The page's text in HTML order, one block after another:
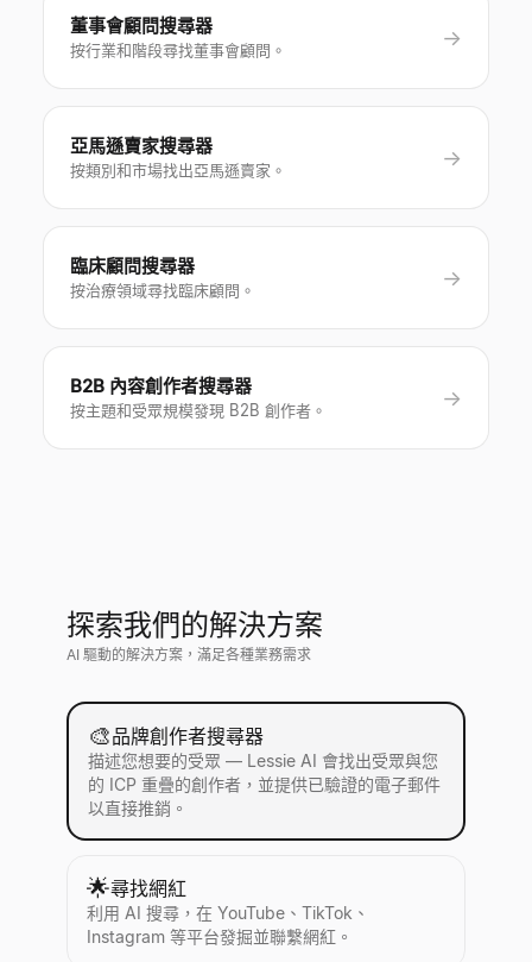
董事會顧問搜尋器
按行業和階段尋找董事會顧問。
→
亞馬遜賣家搜尋器
按類別和市場找出亞馬遜賣家。
→
臨床顧問搜尋器
按治療領域尋找臨床顧問。
→
B2B 內容創作者搜尋器
按主題和受眾規模發現 B2B 創作者。
→
探索我們的解決方案
AI 驅動的解決方案，滿足各種業務需求
🎨品牌創作者搜尋器
描述您想要的受眾 — Lessie AI 會找出受眾與您
的 ICP 重疊的創作者，並提供已驗證的電子郵件
以直接推銷。
🌟尋找網紅
利用 AI 搜尋，在 YouTube、TikTok、
Instagram 等平台發掘並聯繫網紅。